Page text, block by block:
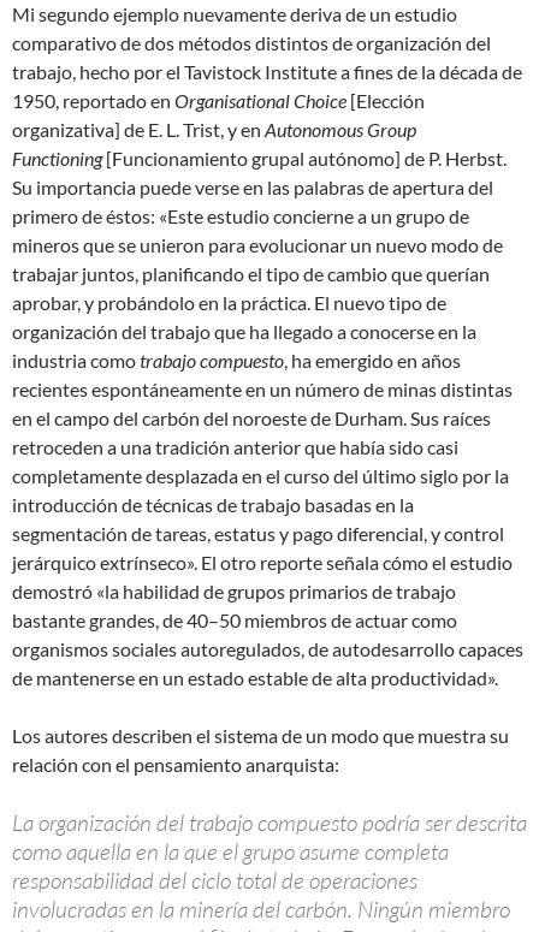
Mi segundo ejemplo nuevamente deriva de un estudio
comparativo de dos métodos distintos de organización del
trabajo, hecho por el Tavistock Institute a fines de la década de
1950, reportado en Organisational Choice [Elección
organizativa] de E. L. Trist, y en Autonomous Group
Functioning[Funcionamiento grupal autónomo] de P. Herbst.
Su importancia puede verse en las palabras de apertura del
primero de éstos: «Este estudio concierne a un grupo de
mineros que se unieron para evolucionar un nuevo modo de
trabajar juntos, planificando el tipo de cambio que querían
aprobar, y probándolo en la práctica. El nuevo tipo de
organización del trabajo que ha llegado a conocerse en la
industria comotrabajo compuesto, ha emergido en años
recientes espontáneamente en un número de minas distintas
en el campo del carbón del noroeste de Durham. Sus raíces
retroceden a una tradición anterior que había sido casi
completamente desplazada en el curso del último siglo por la
introducción de técnicas de trabajo basadas en la
segmentación de tareas, estatus y pago diferencial, y control
jerárquico extrínseco». El otro reporte señala cómo el estudio
demostró «la habilidad de grupos primarios de trabajo
bastante grandes, de 40–50 miembros de actuar como
organismos sociales autoregulados, de autodesarrollo capaces
de mantenerse en un estado estable de alta productividad».
Los autores describen el sistema de un modo que muestra su
relación con el pensamiento anarquista:
La organización del trabajo compuesto podría ser descrita
como aquella en la que el grupo asume completa
responsabilidad del ciclo total de operaciones
involucradas en la minería del carbón. Ningún miembro